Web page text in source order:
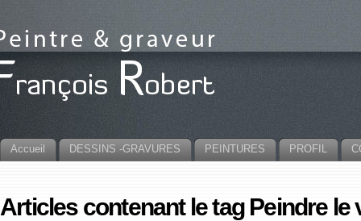
Accueil DESSINS -GRAVURES PEINTURES PROFIL
Articles contenant le tag Peindre le